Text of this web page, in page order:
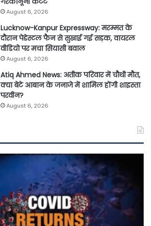
August 6, 2026
Lucknow-Kanpur Expressway: मरम्मत के
दौरान पेडेस्टल फैन से सुखाई गई सड़क, वायरल
वीडियो पर मचा सियासी बवाल
August 6, 2026
Atiq Ahmed News: अतीक परिवार में चौथी मौत,
क्या बेटे आबान के जनाजे में शामिल होंगी शाइस्ता
परवीन?
August 6, 2026